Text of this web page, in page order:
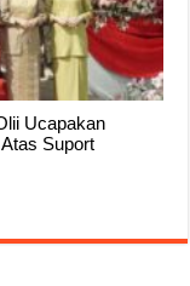
Ucapakan
Suport